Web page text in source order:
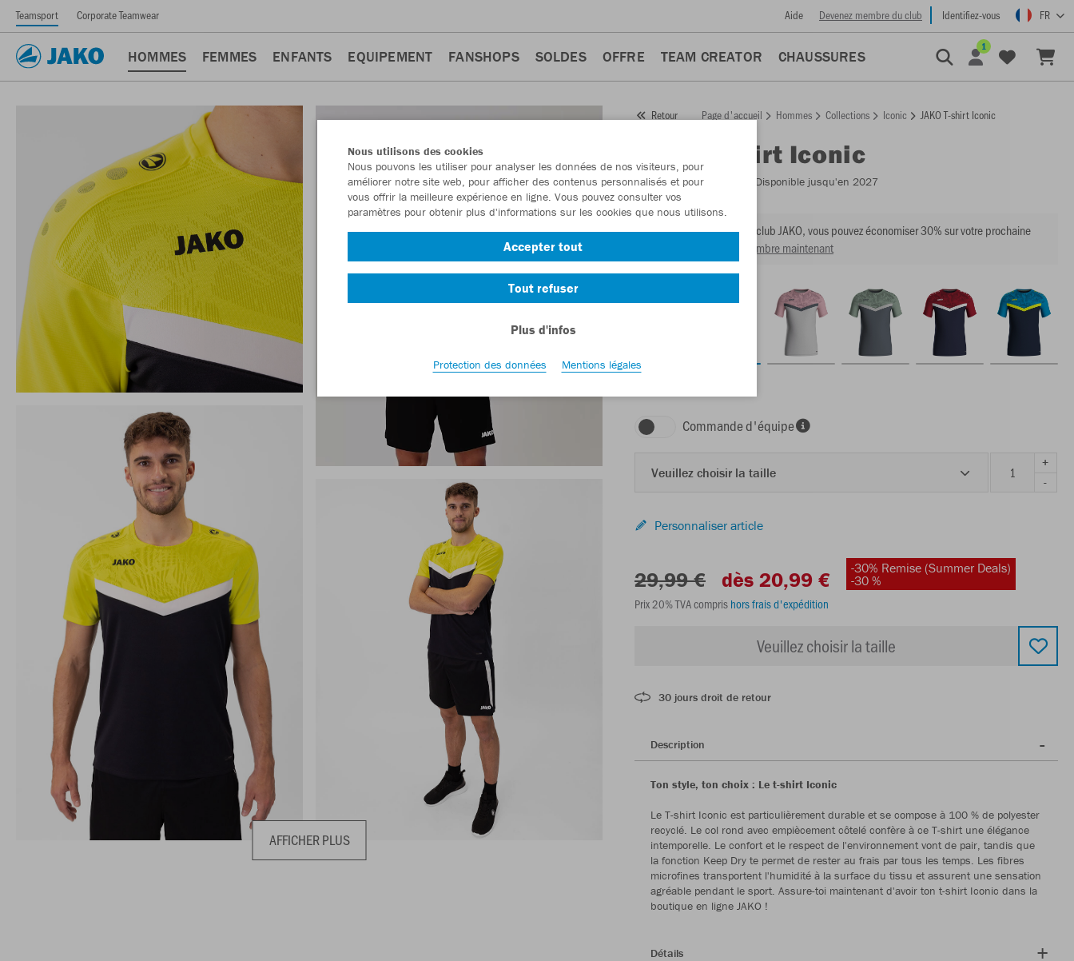
Teamsport Corporate Teamwear Aide Devenez membre du club Identifiez-vous FR
HOMMES FEMMES ENFANTS EQUIPEMENT FANSHOPS SOLDES OFFRE TEAM CREATOR CHAUSSURES
1
AFFICHER PLUS
Retour Page d'accueil Hommes Collections Iconic JAKO T-shirt Iconic
T-shirt Iconic
Numéro d’article: - Disponible jusqu'en 2027
En tant que membre du club JAKO, vous pouvez économiser 30% sur votre prochaine
Devenir membre maintenant
Commande d'équipe
Veuillez choisir la taille
+
-
Personnaliser article
29,99 € dès 20,99 €
-30% Remise (Summer Deals)
-30 %
Prix 20% TVA compris hors frais d'expédition
Veuillez choisir la taille
30 jours droit de retour
Description
Ton style, ton choix : Le t-shirt Iconic
Le T-shirt Iconic est particulièrement durable et se compose à 100 % de polyester
recyclé. Le col rond avec empiècement côtelé confère à ce T-shirt une élégance
intemporelle. Le confort et le respect de l'environnement vont de pair, tandis que
la fonction Keep Dry te permet de rester au frais par tous les temps. Les fibres
microfines transportent l'humidité à la surface du tissu et assurent une sensation
agréable pendant le sport. Assure-toi maintenant d'avoir ton t-shirt Iconic dans la
boutique en ligne JAKO !
Détails
Nous utilisons des cookies
Nous pouvons les utiliser pour analyser les données de nos visiteurs, pour
améliorer notre site web, pour afficher des contenus personnalisés et pour
vous offrir la meilleure expérience en ligne. Vous pouvez consulter vos
paramètres pour obtenir plus d'informations sur les cookies que nous utilisons.
Accepter tout
Tout refuser
Plus d'infos
Protection des données Mentions légales